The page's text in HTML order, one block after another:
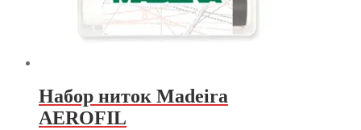
Набор ниток Madeira
AEROFIL